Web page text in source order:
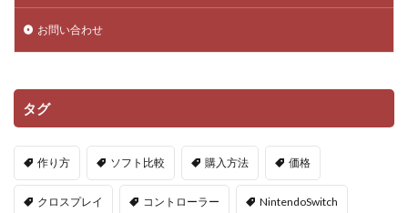
お問い合わせ
タグ
作り方 ソフト比較 購入方法 価格
クロスプレイ コントローラー NintendoSwitch